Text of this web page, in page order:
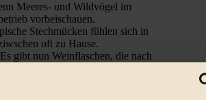
Meeres- und Wildvögel im
vorbeischauen.
Stechmücken fühlen sich in
oft zu Hause.
Es gibt nun Weinflaschen, die nach